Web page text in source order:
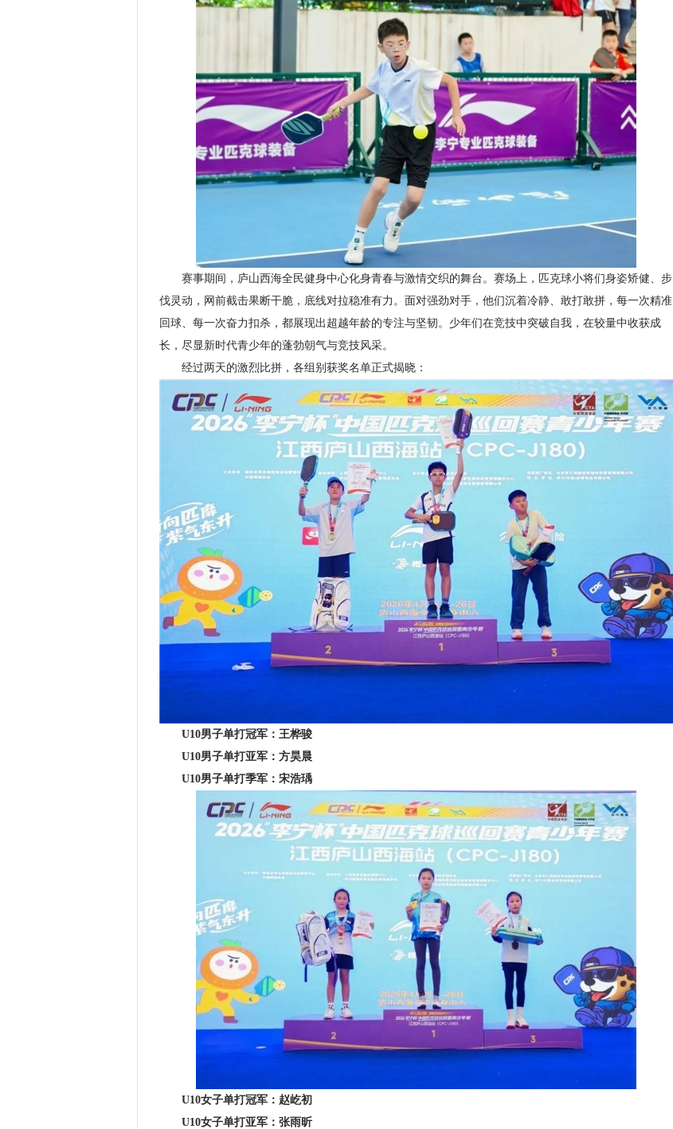
赛事期间，庐山西海全民健身中心化身青春与激情交织的舞台。赛场上，匹克球小将们身姿矫健、步
伐灵动，网前截击果断干脆，底线对拉稳准有力。面对强劲对手，他们沉着冷静、敢打敢拼，每一次精准
回球、每一次奋力扣杀，都展现出超越年龄的专注与坚韧。少年们在竞技中突破自我，在较量中收获成
长，尽显新时代青少年的蓬勃朝气与竞技风采。
经过两天的激烈比拼，各组别获奖名单正式揭晓：
U10男子单打冠军：王桦骏
U10男子单打亚军：方昊晨
U10男子单打季军：宋浩瑀
U10女子单打冠军：赵屹初
U10女子单打亚军：张雨昕